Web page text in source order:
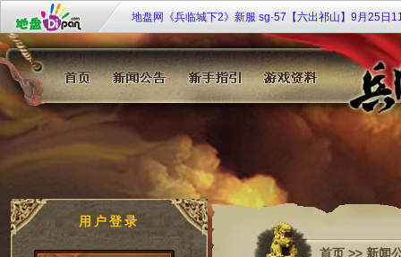
地盘网《兵临城下2》新服 sg·57【六出祁山】9月25日
戈待战
地盘网《宫廷计》最新服双线249区“芈月传奇”2月4日
开启！
《大侠传》特权商店限时开 欢乐扭蛋扭扭乐
《108将》群侠济世 聚义梁山
九凤临朝《凤凰决》双线51服7月20日10时倾世开启！
《唐宫梦》双线35服[凤鸣笙箫] 2月28日11：00华丽开
用户登录
首页 >> 新闻